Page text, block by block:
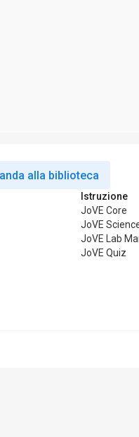
alla biblioteca
Istruzione
JoVE Core
JoVE
JoVE Lab
JoVE Quiz